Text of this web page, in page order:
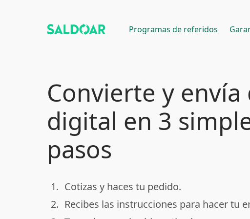
Programas de referidos
Convierte y
digital en 3
pasos
done
1. Cotizas y haces tu pedido.
done
2. Recibes las instrucciones para hacer tu